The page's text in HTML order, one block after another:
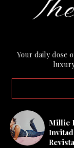
Your daily dose
Millie